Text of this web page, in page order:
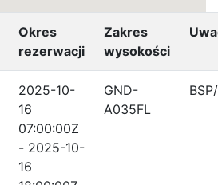
Okres
rezerwacji
Zakres
wysokości
2025-10-
16
07:00:00Z
- 2025-10-
16
GND-
A035FL